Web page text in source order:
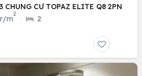
CHUNG CƯ TOPAZ ELITE Q8 2PN
m
2
· 2